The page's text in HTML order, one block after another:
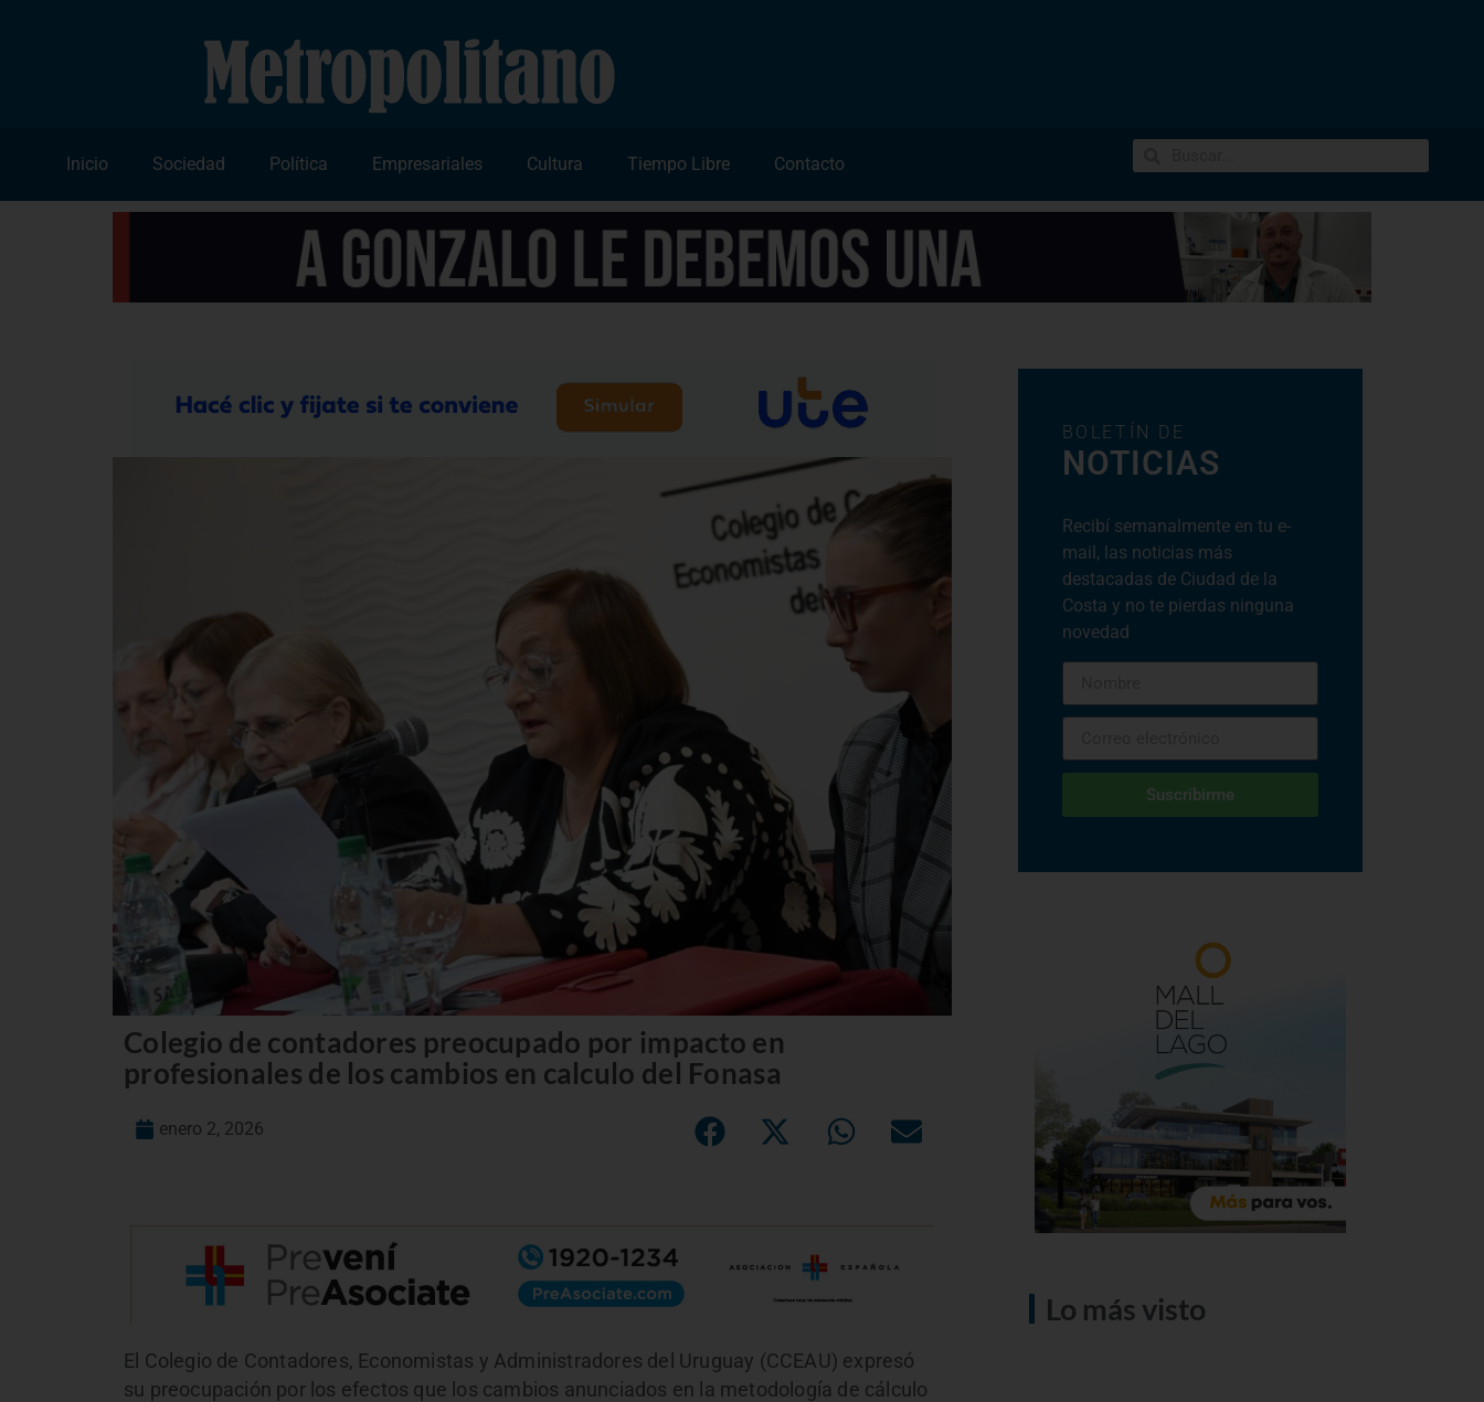
Inicio Sociedad Política Empresariales Cultura Tiempo Libre Contacto
Colegio de contadores preocupado por impacto en
profesionales de los cambios en calculo del Fonasa
enero 2, 2026
El Colegio de Contadores, Economistas y Administradores del Uruguay (CCEAU) expresó
su preocupación por los efectos que los cambios anunciados en la metodología de cálculo
BOLETÍN DE
NOTICIAS
Recibí semanalmente en tu e-
mail, las noticias más
destacadas de Ciudad de la
Costa y no te pierdas ninguna
novedad
Suscribirme
Lo más visto